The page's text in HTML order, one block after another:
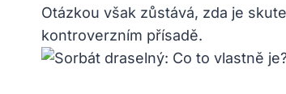
Otázkou však zůstává, zda je
kontroverzním přísadě.